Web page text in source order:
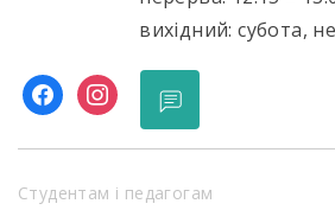
вихідний: субота,
facebookinstagram
Студентам і педагогам